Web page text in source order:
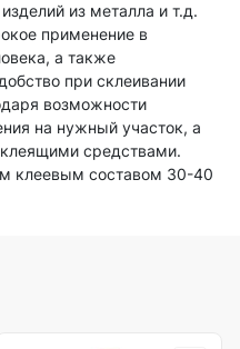
из металла и т.д.
применение в
а также
при склеивании
возможности
на нужный участок, а
клеящими средствами.
клеевым составом 30-40